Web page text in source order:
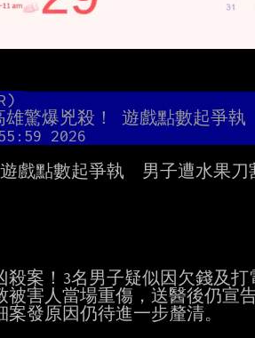
雄驚爆兇殺！ 遊戲點數起爭
2026
戲點數起爭執　男子遭水果刀
殺案！3名男子疑似因欠錢及
被害人當場重傷，送醫後仍宣
發原因仍待進一步釐清。